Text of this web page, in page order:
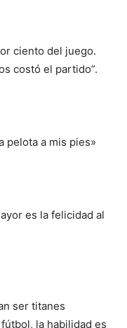
ciento del juego.
costó el partido”.
pelota a mis pies»
es la felicidad al
ser titanes
​​la habilidad es